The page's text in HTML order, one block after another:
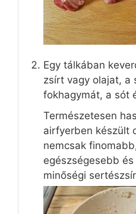
Egy tálkában
zsírt vagy olajat, a
fokhagymát, a sót
Természetesen
airfyerben készült
nemcsak
egészségesebb
minőségi